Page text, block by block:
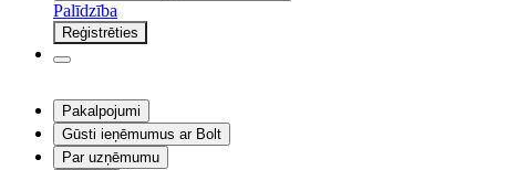
Palīdzība
Reģistrēties
Pakalpojumi
Gūsti ieņēmumus ar Bolt
Par uzņēmumu